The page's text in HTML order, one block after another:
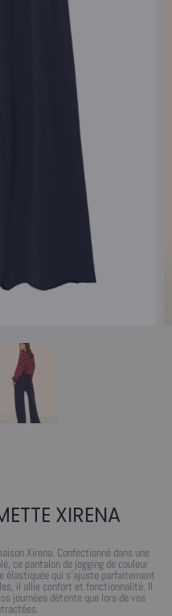
XIRENA
Xirena. Confectionné dans une
ce pantalon de jogging de couleur
élastiquée qui s’ajuste parfaitement
il allie confort et fonctionnalité. Il
journées détente que lors de vos